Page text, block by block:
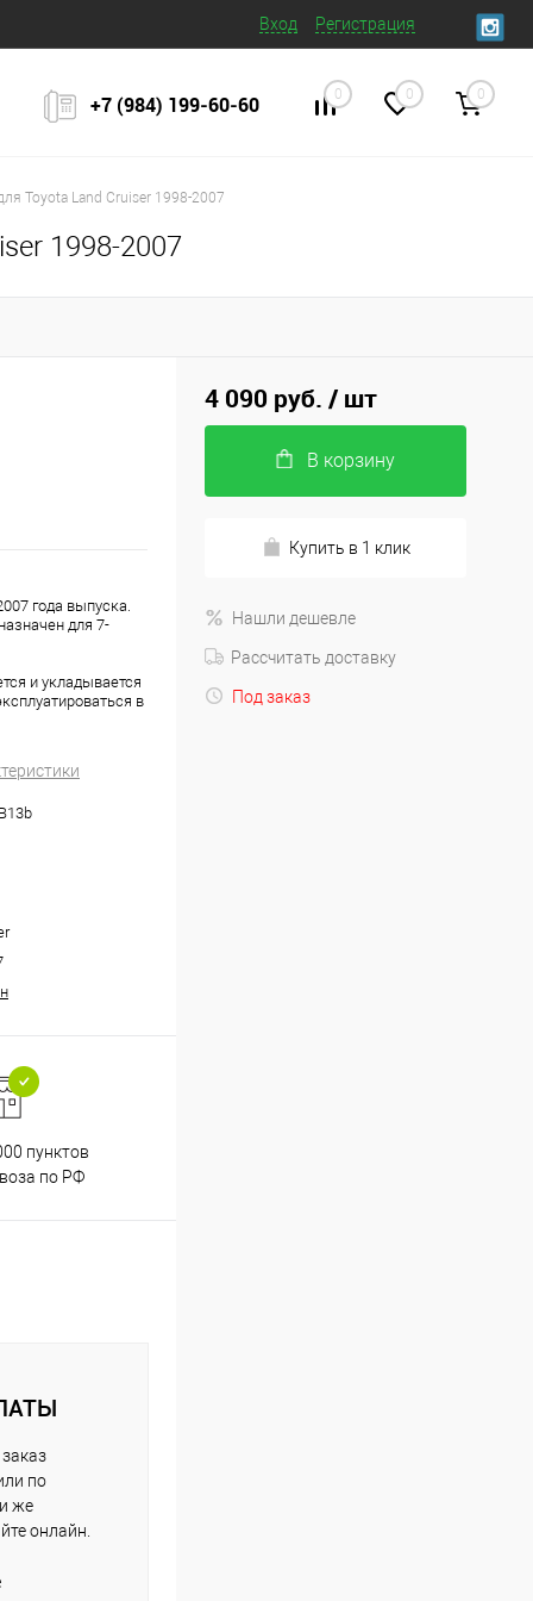
Вход Регистрация
+7 (984) 199‒60‒60 0 0 0
Toyota Land Cruiser 1998-2007
1998-2007
года выпуска.
для 7-
и укладывается
в
пунктов
по РФ
по
же
онлайн.
4 090 руб. / шт
В корзину
Купить в 1 клик
Нашли дешевле
Рассчитать доставку
Под заказ